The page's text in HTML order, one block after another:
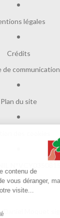
légales
Crédits
de communication
Plan du site
contenu de
vous déranger,
visite...